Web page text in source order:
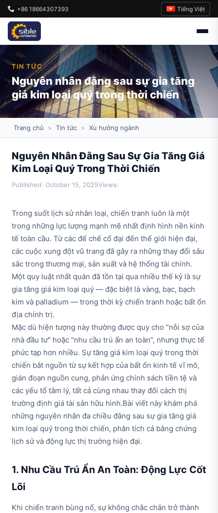
+86 18664307393 Tiếng Việt
TIN TỨC
Nguyên nhân đằng sau sự gia tăng
giá kim loại quý trong thời chiến
Trang chủ > Tin tức > Xu hướng ngành
Nguyên Nhân Đằng Sau Sự Gia Tăng Giá
Kim Loại Quý Trong Thời Chiến
Published: October 15, 2025Views:
Trong suốt lịch sử nhân loại, chiến tranh luôn là một
trong những lực lượng mạnh mẽ nhất định hình nền kinh
tế toàn cầu. Từ các đế chế cổ đại đến thế giới hiện đại,
các cuộc xung đột vũ trang đã gây ra những thay đổi sâu
sắc trong thương mại, sản xuất và hệ thống tài chính.
Một quy luật nhất quán đã tồn tại qua nhiều thế kỷ là sự
gia tăng giá kim loại quý — đặc biệt là vàng, bạc, bạch
kim và palladium — trong thời kỳ chiến tranh hoặc bất ổn
địa chính trị.
Mặc dù hiện tượng này thường được quy cho "nỗi sợ của
nhà đầu tư" hoặc "nhu cầu trú ẩn an toàn", nhưng thực tế
phức tạp hơn nhiều. Sự tăng giá kim loại quý trong thời
chiến bắt nguồn từ sự kết hợp của bất ổn kinh tế vĩ mô,
gián đoạn nguồn cung, phản ứng chính sách tiền tệ và
các yếu tố tâm lý, tất cả cùng nhau thay đổi cách thị
trường định giá tài sản hữu hình.Bài viết này khám phá
những nguyên nhân đa chiều đằng sau sự gia tăng giá
kim loại quý trong thời chiến, phân tích cả bằng chứng
lịch sử và động lực thị trường hiện đại.
1. Nhu Cầu Trú Ẩn An Toàn: Động Lực Cốt
Lõi
Khi chiến tranh bùng nổ, sự không chắc chắn trở thành